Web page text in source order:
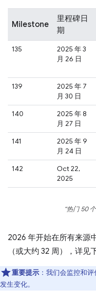
Milestone
里程碑日
期
135
2025 年 3
月 26 日
139
2025 年 7
月 30 日
140
2025 年 8
月 27 日
141
2025 年 9
月 24 日
142
Oct 22,
2025
“热门 50
2026 年开始在所有来源
（或大约 32 周），详见
重要提示 ：我们会监控和
发生变化。